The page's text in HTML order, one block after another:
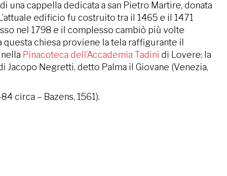
una cappella dedicata a san Pietro Martire, donata
edificio fu costruito tra il 1465 e il 1471
nel 1798 e il complesso cambiò più volte
questa chiesa proviene la tela raffigurante il
Pinacoteca dell’Accademia Tadini di Lovere; la
Jacopo Negretti, detto Palma il Giovane (Venezia,
circa – Bazens, 1561).